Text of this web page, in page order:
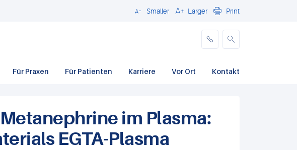
SchließenSmaller Larger Print
Für Praxen Für Patienten Karriere Vor Ort Kontakt
im Plasma:
EGTA-Plasma